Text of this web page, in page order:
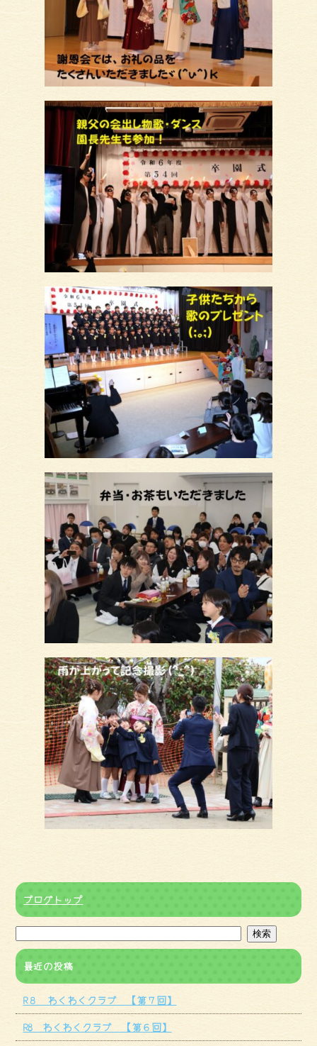
ブログトップ
最近の投稿
R８ わくわくクラブ 【第７回】
R8 わくわくクラブ 【第６回】